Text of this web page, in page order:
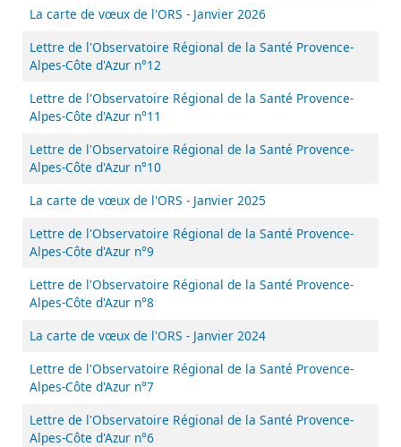
La carte de vœux de l'ORS - Janvier 2026
Lettre de l'Observatoire Régional de la Santé Provence-
Alpes-Côte d'Azur n°12
Lettre de l'Observatoire Régional de la Santé Provence-
Alpes-Côte d'Azur n°11
Lettre de l'Observatoire Régional de la Santé Provence-
Alpes-Côte d'Azur n°10
La carte de vœux de l'ORS - Janvier 2025
Lettre de l'Observatoire Régional de la Santé Provence-
Alpes-Côte d'Azur n°9
Lettre de l'Observatoire Régional de la Santé Provence-
Alpes-Côte d'Azur n°8
La carte de vœux de l'ORS - Janvier 2024
Lettre de l'Observatoire Régional de la Santé Provence-
Alpes-Côte d'Azur n°7
Lettre de l'Observatoire Régional de la Santé Provence-
Alpes-Côte d'Azur n°6